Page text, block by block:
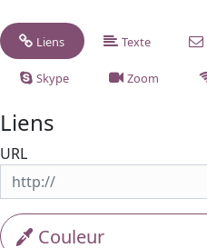
Liens Texte
Skype Zoom
Liens
URL
Couleur